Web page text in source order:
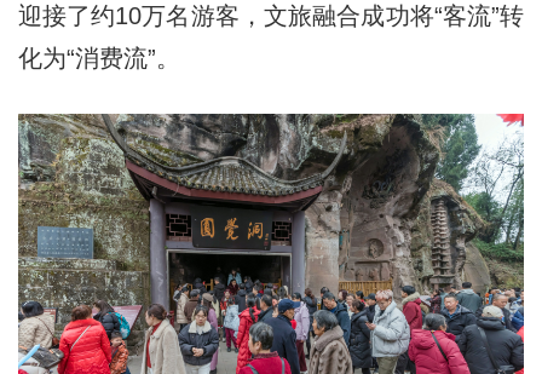
迎接了约10万名游客，文旅融合成功将“客流”转
化为“消费流”。